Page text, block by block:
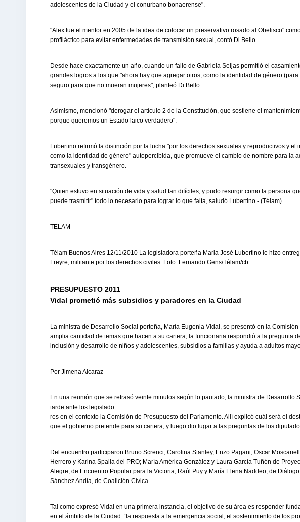
adolescentes de la Ciudad y el conurbano bonaerense".
"Alex fue el mentor en 2005 de la idea de colocar un preservativo rosado al Obelisco"
profiláctico para evitar enfermedades de transmisión sexual, contó Di Bello.
Desde hace exactamente un año, cuando un fallo de Gabriela Seijas permitió el
grandes logros a los que "ahora hay que agregar otros, como la identidad de género
seguro para que no mueran mujeres", planteó Di Bello.
Asimismo, mencionó "derogar el artículo 2 de la Constitución, que sostiene el
porque queremos un Estado laico verdadero".
Lubertino refirmó la distinción por la lucha "por los derechos sexuales y reproductivos y el
como la identidad de género" autopercibida, que promueve el cambio de nombre para la
transexuales y transgénero.
"Quien estuvo en situación de vida y salud tan difíciles, y pudo resurgir como la persona
puede trasmitir" todo lo necesario para lograr lo que falta, saludó Lubertino.- (Télam).
TELAM
Télam Buenos Aires 12/11/2010 La legisladora porteña Maria José Lubertino le hizo
Freyre, militante por los derechos civiles. Foto: Fernando Gens/Télam/cb
PRESUPUESTO 2011
Vidal prometió más subsidios y paradores en la Ciudad
La ministra de Desarrollo Social porteña, María Eugenia Vidal, se presentó en la
amplia cantidad de temas que hacen a su cartera, la funcionaria respondió a la pregunta
inclusión y desarrollo de niños y adolescentes, subsidios a familias y ayuda a adultos
Por Jimena Alcaraz
En una reunión que se retrasó veinte minutos según lo pautado, la ministra de Desarrollo
tarde ante los legislado
res en el contexto la Comisión de Presupuesto del Parlamento. Allí explicó cuál será el
que el gobierno pretende para su cartera, y luego dio lugar a las preguntas de los
Del encuentro participaron Bruno Screnci, Carolina Stanley, Enzo Pagani, Oscar
Herrero y Karina Spalla del PRO; María América González y Laura García Tuñón de
Alegre, de Encuentro Popular para la Victoria; Raúl Puy y María Elena Naddeo, de
Sánchez Andía, de Coalición Cívica.
Tal como expresó Vidal en una primera instancia, el objetivo de su área es responder
en el ámbito de la Ciudad: “la respuesta a la emergencia social, el sostenimiento de los